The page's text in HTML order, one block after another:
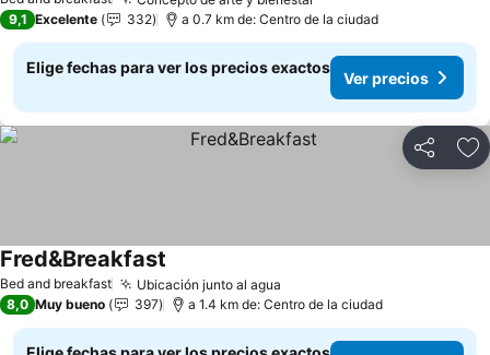
9,1 Excelente 332 a 0.7 km de: Centro de la ciudad
Elige fechas para ver los precios exactos
Ver precios
Compartir
Bed and breakfast Ubicación junto al agua
Fred&Breakfast
8,0 Muy bueno 397 a 1.4 km de: Centro de la ciudad